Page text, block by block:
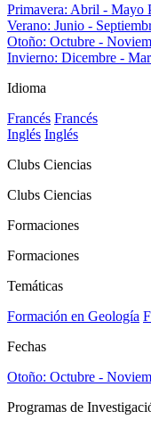
Primavera: Abril - Mayo
Verano: Junio -
Otoño: Octubre -
Invierno: Dicembre -
Idioma
Francés Francés
Inglés Inglés
Clubs Ciencias
Clubs Ciencias
Formaciones
Formaciones
Temáticas
Formación en Geología
Fechas
Otoño: Octubre -
Programas de